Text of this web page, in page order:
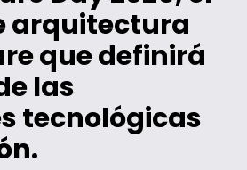
arquitectura
que definirá
las
tecnológicas